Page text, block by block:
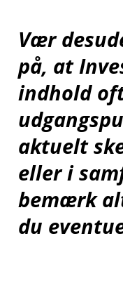
Vær
på, at
indhold
aktuelt
eller i
bemærk
du